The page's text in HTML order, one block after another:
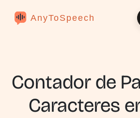
AnyToSpeech
Contador de
Caracteres